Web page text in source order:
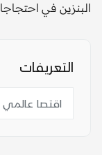
البنزين في
التعريفات
اقتصا عالمي